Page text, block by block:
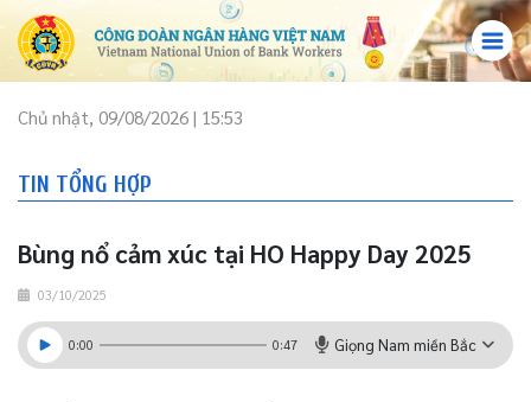
Chủ nhật, 09/08/2026 | 15:53
TIN TỔNG HỢP
Bùng nổ cảm xúc tại HO Happy Day 2025
03/10/2025
0:00 0:47 Giọng Nam miền Bắc